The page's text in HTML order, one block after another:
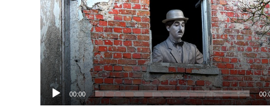
00:00